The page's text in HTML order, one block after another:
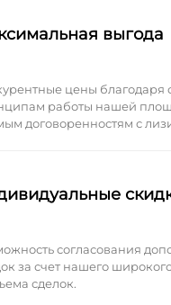
выгода
цены благодаря
работы нашей
договоренностям с
согласования
за счет нашего
сделок.